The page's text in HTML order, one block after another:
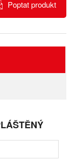
Poptat produkt